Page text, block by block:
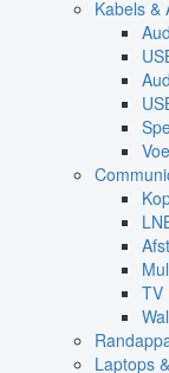
Kabels &
TV
Laptops